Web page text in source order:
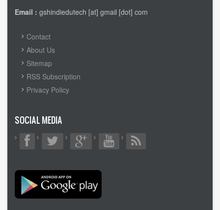
Email : gshindiedutech [at] gmail [dot] com
FOOTER
MENU
Contact
About Us
Sitemap
RSS Subscription
Privacy Policy
SOCIAL MEDIA